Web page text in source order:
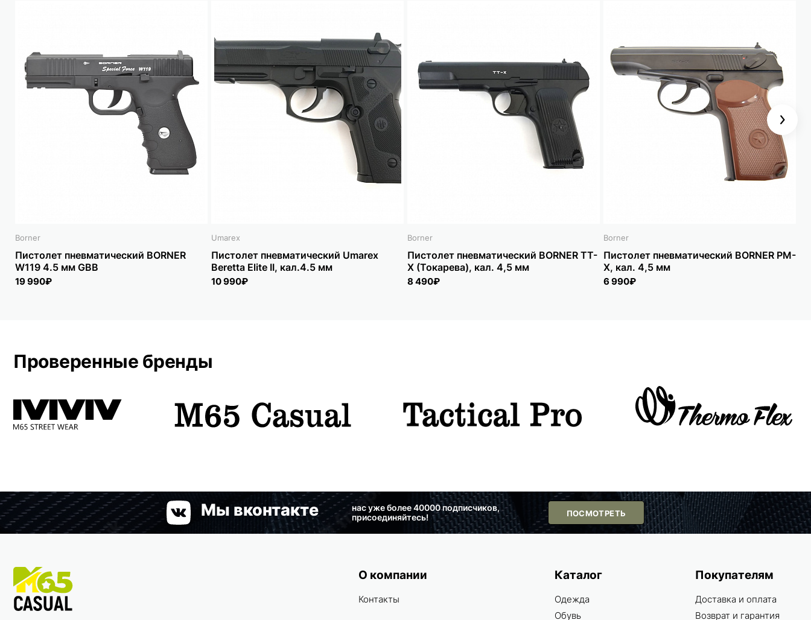
Borner
Пистолет пневматический BORNER
W119 4.5 мм GBB
19 990₽
Umarex
Пистолет пневматический Umarex
Beretta Elite II, кал.4.5 мм
10 990₽
Borner
Пистолет пневматический BORNER TT-
X (Токарева), кал. 4,5 мм
8 490₽
Borner
Пистолет пневматический BORNER PM-
X, кал. 4,5 мм
6 990₽
Next
Проверенные бренды
Мы вконтакте
нас уже более 40000 подписчиков,
присоединяйтесь!
ПОСМОТРЕТЬ
О компании
Контакты
Каталог
Одежда
Обувь
Покупателям
Доставка и оплата
Возврат и гарантия